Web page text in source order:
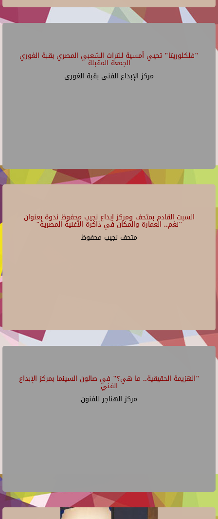
"فلكلوريتا" تحيي أمسية للتراث الشعبي المصري بقبة الغوري
الجمعة المقبلة
مركز الإبداع الفنى بقبة الغورى
السبت القادم بمتحف ومركز إبداع نجيب محفوظ ندوة بعنوان
"نغم.. العمارة والمكان في ذاكرة الأغنية المصرية"
متحف نجيب محفوظ
"الهزيمة الحقيقية.. ما هي؟" في صالون السينما بمركز الإبداع
الفني
مركز الهناجر للفنون